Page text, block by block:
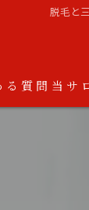
脱毛と
る質問 当サ